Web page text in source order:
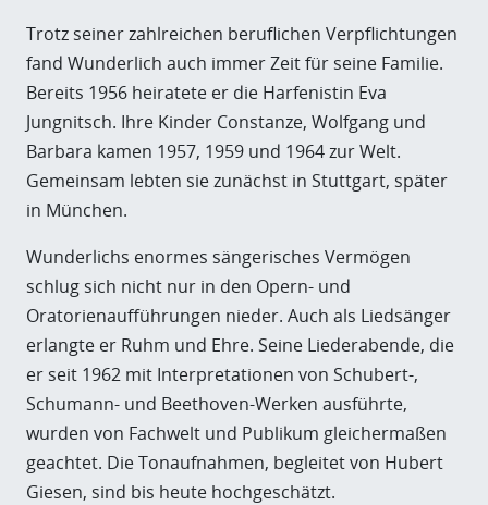
Trotz seiner zahlreichen beruflichen Verpflichtungen
fand Wunderlich auch immer Zeit für seine Familie.
Bereits 1956 heiratete er die Harfenistin Eva
Jungnitsch. Ihre Kinder Constanze, Wolfgang und
Barbara kamen 1957, 1959 und 1964 zur Welt.
Gemeinsam lebten sie zunächst in Stuttgart, später
in München.
Wunderlichs enormes sängerisches Vermögen
schlug sich nicht nur in den Opern- und
Oratorienaufführungen nieder. Auch als Liedsänger
erlangte er Ruhm und Ehre. Seine Liederabende, die
er seit 1962 mit Interpretationen von Schubert-,
Schumann- und Beethoven-Werken ausführte,
wurden von Fachwelt und Publikum gleichermaßen
geachtet. Die Tonaufnahmen, begleitet von Hubert
Giesen, sind bis heute hochgeschätzt.